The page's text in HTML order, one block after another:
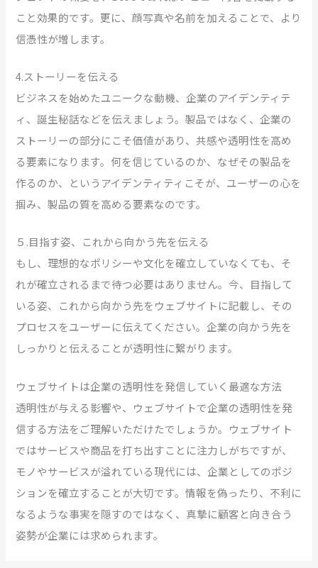
こと効果的です。更に、顔写真や名前を加えることで、より
信憑性が増します。
4.ストーリーを伝える
ビジネスを始めたユニークな動機、企業のアイデンティテ
ィ、誕生秘話などを伝えましょう。製品ではなく、企業の
ストーリーの部分にこそ価値があり、共感や透明性を高め
る要素になります。何を信じているのか、なぜその製品を
作るのか、というアイデンティティこそが、ユーザーの心を
掴み、製品の質を高める要素なのです。
５.目指す姿、これから向かう先を伝える
もし、理想的なポリシーや文化を確立していなくても、そ
れが確立されるまで待つ必要はありません。今、目指して
いる姿、これから向かう先をウェブサイトに記載し、その
プロセスをユーザーに伝えてください。企業の向かう先を
しっかりと伝えることが透明性に繋がります。
ウェブサイトは企業の透明性を発信していく最適な方法
透明性が与える影響や、ウェブサイトで企業の透明性を発
信する方法をご理解いただけたでしょうか。ウェブサイト
ではサービスや商品を打ち出すことに注力しがちですが、
モノやサービスが溢れている現代には、企業としてのポジ
ションを確立することが大切です。情報を偽ったり、不利に
なるような事実を隠すのではなく、真摯に顧客と向き合う
姿勢が企業には求められます。